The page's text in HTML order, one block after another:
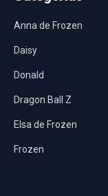
Anna de Frozen
Daisy
Donald
Dragon Ball Z
Elsa de Frozen
Frozen